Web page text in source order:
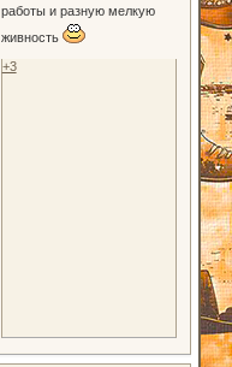
работы и разную мелкую
живность
+3